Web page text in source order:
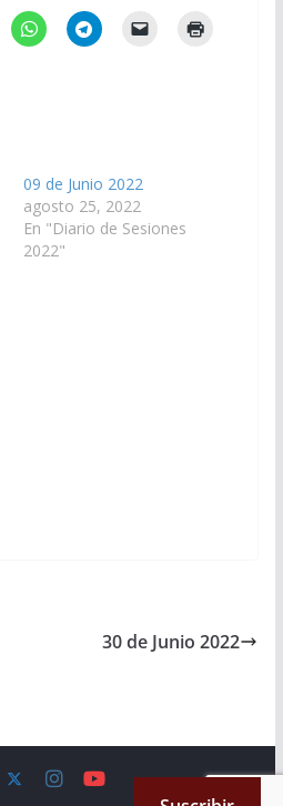
09 de Junio 2022
agosto 25, 2022
En "Diario de Sesiones
2022"
30 de Junio 2022